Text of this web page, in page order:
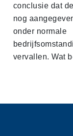
conclusie dat
nog
onder normale
vervallen. Wat